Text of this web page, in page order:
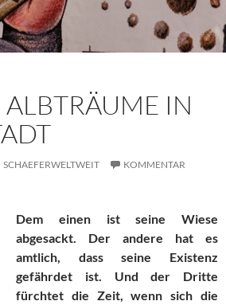
ALBTRÄUME IN
SCHAEFERWELTWEIT
KOMMENTAR
Dem einen ist seine Wiese
abgesackt. Der andere hat es
amtlich, dass seine Existenz
gefährdet ist. Und der Dritte
fürchtet die Zeit, wenn sich die